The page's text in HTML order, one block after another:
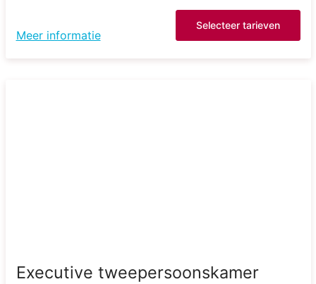
Meer informatie
Selecteer tarieven
Executive tweepersoonskamer